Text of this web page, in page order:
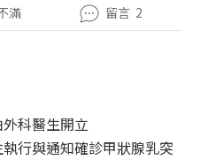
滿 留言 2
科醫生開立
行與通知確診甲狀腺乳突